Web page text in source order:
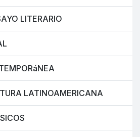
LITERARIO
LATINOAMERICANA